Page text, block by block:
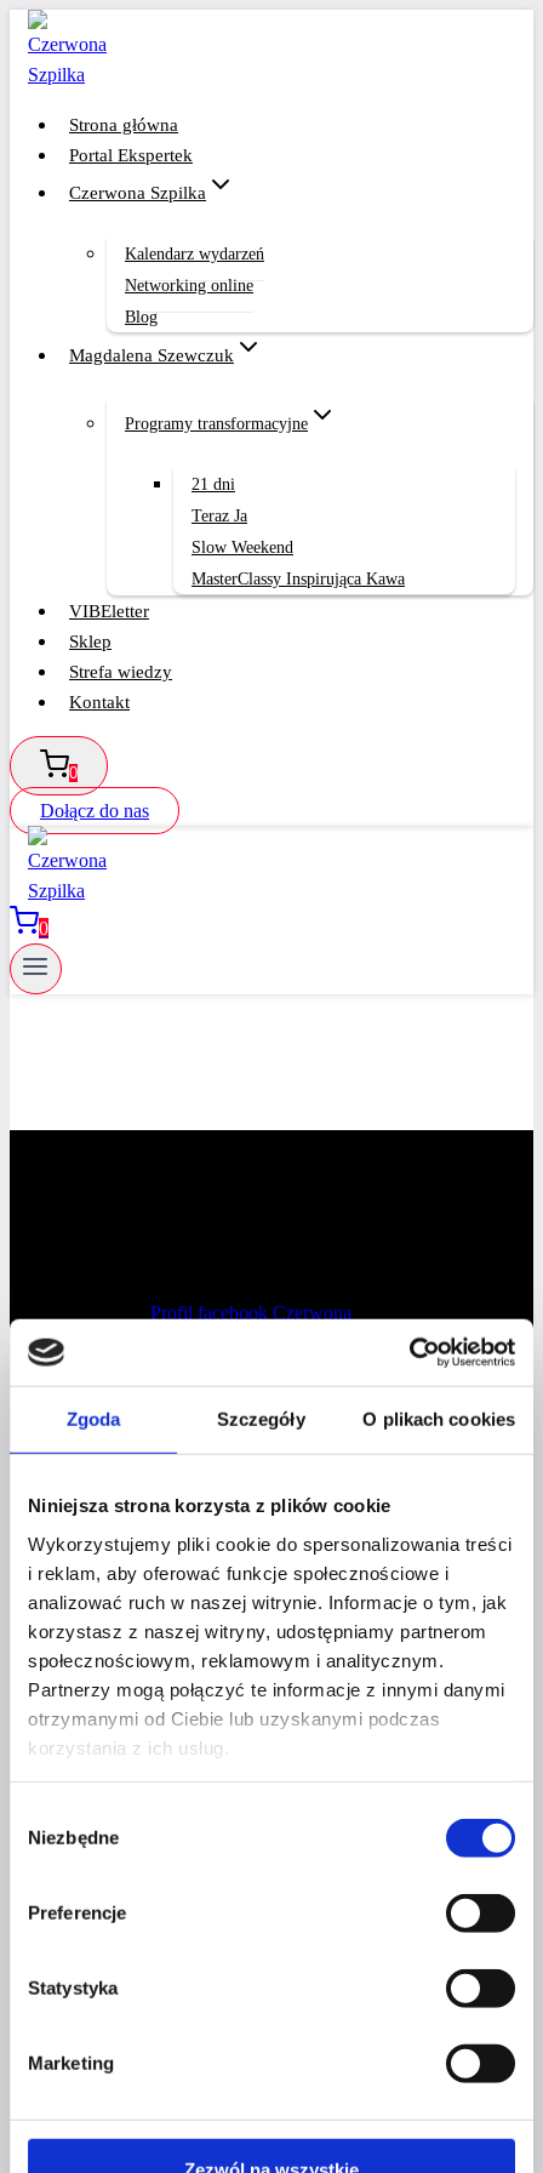
Zgoda Szczegóły O plikach cookies
Niniejsza strona korzysta z plików cookie
Wykorzystujemy pliki cookie do spersonalizowania treści
i reklam, aby oferować funkcje społecznościowe i
analizować ruch w naszej witrynie. Informacje o tym, jak
korzystasz z naszej witryny, udostępniamy partnerom
społecznościowym, reklamowym i analitycznym.
Partnerzy mogą połączyć te informacje z innymi danymi
otrzymanymi od Ciebie lub uzyskanymi podczas
korzystania z ich usług.
zgody
Niezbędne
Preferencje
Statystyka
Marketing
Przejdź
treści
Strona główna
Portal Ekspertek
Czerwona Szpilka
Kalendarz wydarzeń
Networking online
Blog
Magdalena Szewczuk
Programy transformacyjne
21 dni
Teraz Ja
Slow Weekend
MasterClassy Inspirująca Kawa
VIBEletter
Sklep
Strefa wiedzy
Kontakt
0
Dołącz do nas
0
Profil facebook Czerwona
Szpilka
Profil youtube Czerwona
Szpilka
Kontakt
kontakt@czerwonaszpilka.pl
+48 577 333 077
NUMER KONTA DO WPŁAT:
81 1090 2398 0000 0001 0191 1368